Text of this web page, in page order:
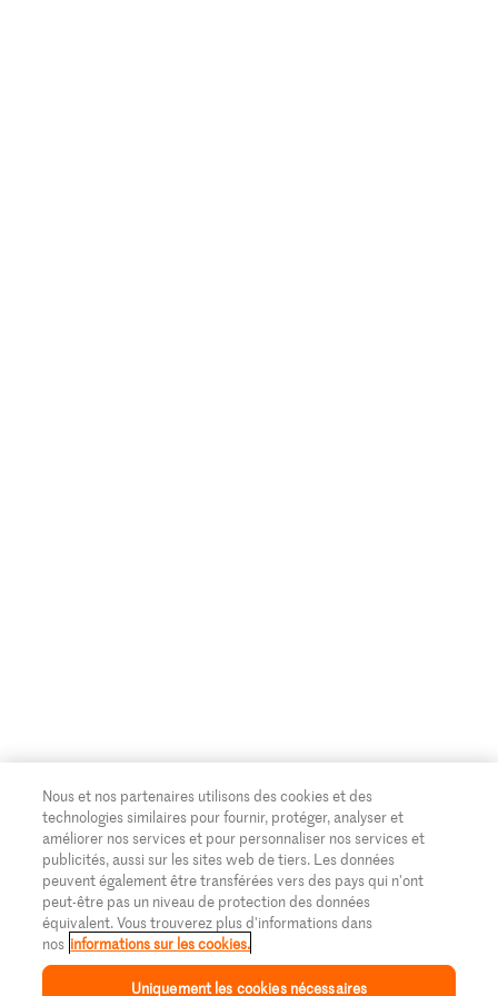
Nous et nos partenaires utilisons des cookies et des
technologies similaires pour fournir, protéger, analyser et
améliorer nos services et pour personnaliser nos services et
publicités, aussi sur les sites web de tiers. Les données
peuvent également être transférées vers des pays qui n'ont
peut-être pas un niveau de protection des données
équivalent. Vous trouverez plus d'informations dans
nos informations sur les cookies.
Uniquement les cookies nécessaires